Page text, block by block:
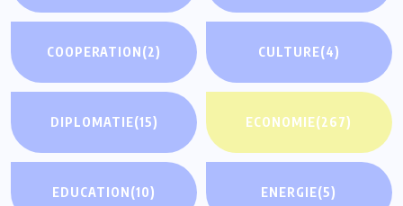
COOPERATION(2) CULTURE(4)
DIPLOMATIE(15) ECONOMIE(267)
EDUCATION(10) ENERGIE(5)